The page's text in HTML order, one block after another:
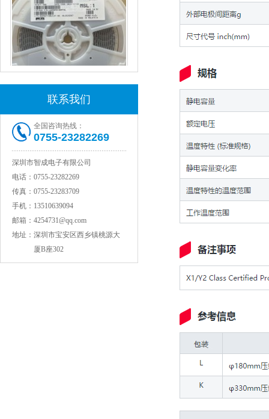
村田电感LQW15AN47NG80D
村田电容GRM31CR71C106KAC7L
联系我们
全国咨询热线：
0755-23282269
深圳市智成电子有限公司
电话： 0755-23282269
传真： 0755-23283709
手机： 13510639094
邮箱： 4254731@qq.com
地址： 深圳市宝安区西乡镇桃源大
厦B座302